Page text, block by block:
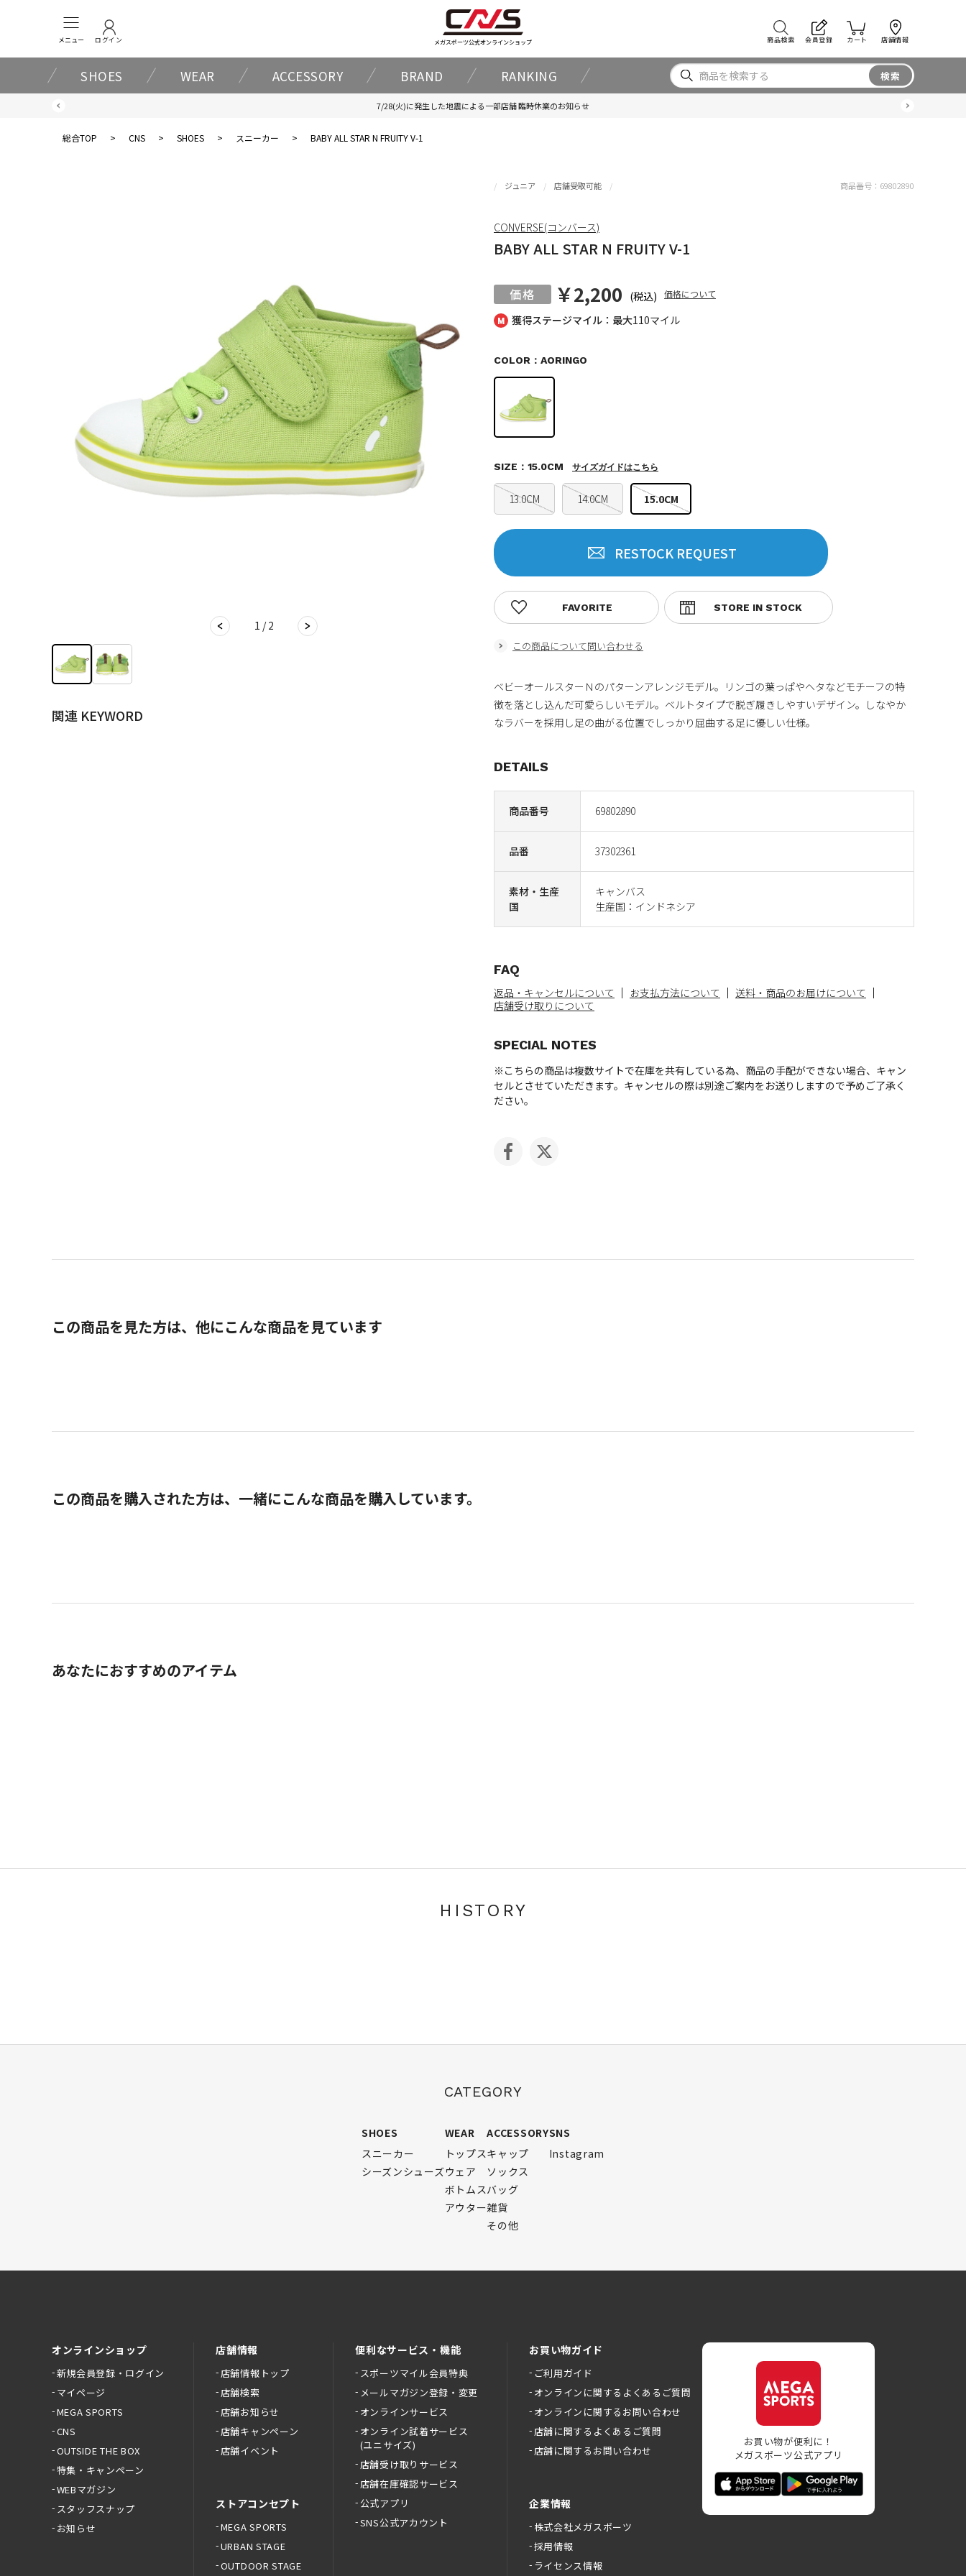
メニュー ログイン メガスポーツ公式オンラインショップ 商品検索 会員登録 カート 店舗情報
SHOES WEAR ACCESSORY BRAND RANKING 検索
7/28(火)に発生した地震による一部店舗 臨時休業のお知らせ
総合TOP > CNS > SHOES > スニーカー > BABY ALL STAR N FRUITY V-1
1 / 2
関連 KEYWORD
獲得ステージマイル：最大110マイル
ジュニア 店舗受取可能
BABY ALL STAR N FRUITY V-1
￥2,200 (税込) 価格について
商品番号 69802890
品番 37302361
素材・生産
国
キャンバス
生産国：インドネシア
COLOR：AORINGO
13.0CM 14.0CM 15.0CM
SIZE：15.0CM サイズガイドはこちら
RESTOCK REQUEST
この商品について問い合わせる
FAVORITE
商品番号： 69802890
CONVERSE(コンバース)
ベビーオールスターＮのパターンアレンジモデル。リンゴの葉っぱやヘタなどモチーフの特
徴を落とし込んだ可愛らしいモデル。ベルトタイプで脱ぎ履きしやすいデザイン。しなやか
なラバーを採用し足の曲がる位置でしっかり屈曲する足に優しい仕様。
DETAILS
FAQ
返品・キャンセルについて お支払方法について
送料・商品のお届けについて
店舗受け取りについて
SPECIAL NOTES
※こちらの商品は複数サイトで在庫を共有している為、商品の手配ができない場合、キャン
セルとさせていただきます。キャンセルの際は別途ご案内をお送りしますので予めご了承く
ださい。
この商品を見た方は、他にこんな商品を見ています
この商品を購入された方は、一緒にこんな商品を購入しています。
あなたにおすすめのアイテム
HISTORY
CATEGORY
SHOES
スニーカー
シーズンシューズ
WEAR
トップス
ウェア
ボトムス
アウター
ACCESSORY
キャップ
ソックス
バッグ
雑貨
その他
SNS
Instagram
オンラインショップ
新規会員登録・ログイン
マイページ
MEGA SPORTS
CNS
OUTSIDE THE BOX
特集・キャンペーン
WEBマガジン
スタッフスナップ
お知らせ
店舗情報
店舗情報トップ
店舗検索
店舗お知らせ
店舗キャンペーン
店舗イベント
ストアコンセプト
MEGA SPORTS
URBAN STAGE
OUTDOOR STAGE
便利なサービス・機能
スポーツマイル会員特典
メールマガジン登録・変更
オンラインサービス
オンライン試着サービス
(ユニサイズ)
店舗受け取りサービス
店舗在庫確認サービス
公式アプリ
SNS公式アカウント
お買い物ガイド
ご利用ガイド
オンラインに関するよくあるご質問
オンラインに関するお問い合わせ
店舗に関するよくあるご質問
店舗に関するお問い合わせ
企業情報
株式会社メガスポーツ
採用情報
ライセンス情報
お買い物が便利に！
メガスポーツ公式アプリ